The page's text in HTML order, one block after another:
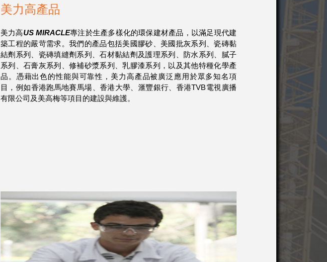
美力高產品
美力高US MIRACLE專注於生產多樣化的環保建材產品，以滿足現代建
築工程的嚴苛需求。我們的產品包括美國膠砂、美國批灰系列、瓷磚黏
結劑系列、瓷磚填縫劑系列、石材黏結劑及護理系列、防水系列、膩子
系列、石膏灰系列、修補砂漿系列、乳膠漆系列，以及其他特種化學產
品。憑藉出色的性能與可靠性，美力高產品被廣泛應用於眾多知名項
目，例如香港跑馬地賽馬場、香港大學、滙豐銀行、香港TVB電視廣播
有限公司及美高梅等項目的建設與維護。